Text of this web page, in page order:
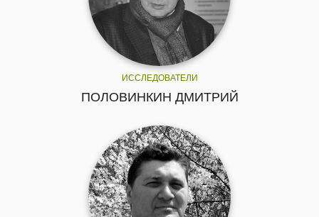
ИССЛЕДОВАТЕЛИ
ПОЛОВИНКИН ДМИТРИЙ